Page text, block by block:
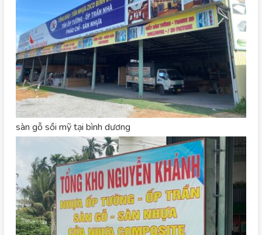
sàn gỗ sồi mỹ tại bình dương